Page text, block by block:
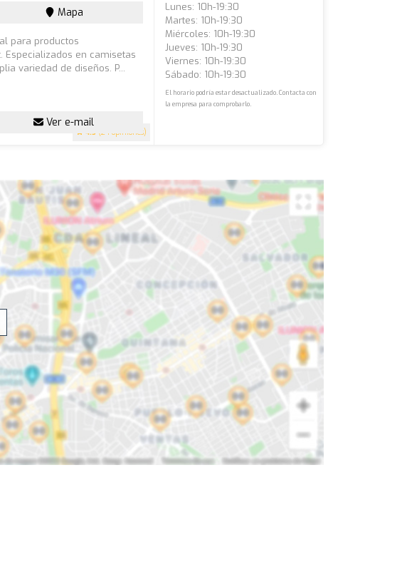
4.5 (24 opiniones)
Mapa
para productos
Especializados en camisetas
variedad de diseños. P...
Ver e-mail
Lunes: 10h-19:30
Martes: 10h-19:30
Miércoles: 10h-19:30
Jueves: 10h-19:30
Viernes: 10h-19:30
Sábado: 10h-19:30
El horario podría estar desactualizado. Contacta con
la empresa para comprobarlo.